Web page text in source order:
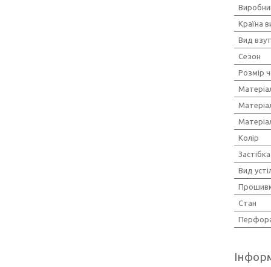
Країна
Вид
Сезон
Розмір
Колір
Застібка
Вид
Стан